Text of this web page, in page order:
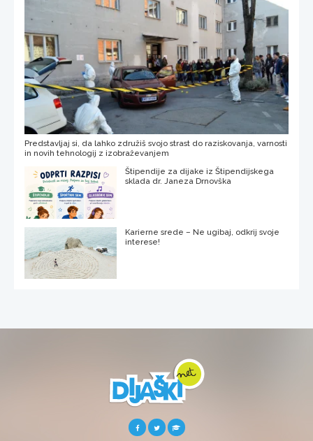
Predstavljaj si, da lahko združiš svojo strast do raziskovanja, varnosti
in novih tehnologij z izobraževanjem
Štipendije za dijake iz Štipendijskega
sklada dr. Janeza Drnovška
Karierne srede – Ne ugibaj, odkrij svoje
interese!